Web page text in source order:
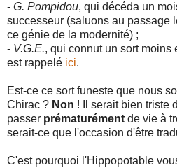
- G. Pompidou, qui décéda un
successeur (saluons au passage
ce génie de la modernité) ;
- V.G.E., qui connut un sort moins
est rappelé ici.
Est-ce ce sort funeste que nous
Chirac ? Non ! Il serait bien triste
passer prématurément de vie à
serait-ce que l'occasion d'être
C'est pourquoi l'Hippopotable